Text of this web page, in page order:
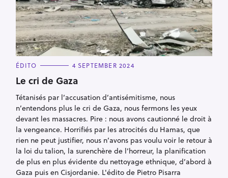
C
T
E
O
I
E
S
ÉDITO 4 SEPTEMBER 2024
Le cri de Gaza
Tétanisés par l’accusation d’antisémitisme, nous
n’entendons plus le cri de Gaza, nous fermons les yeux
devant les massacres. Pire : nous avons cautionné le droit à
la vengeance. Horrifiés par les atrocités du Hamas, que
rien ne peut justifier, nous n’avons pas voulu voir le retour à
la loi du talion, la surenchère de l’horreur, la planification
de plus en plus évidente du nettoyage ethnique, d’abord à
Gaza puis en Cisjordanie. L'édito de Pietro Pisarra